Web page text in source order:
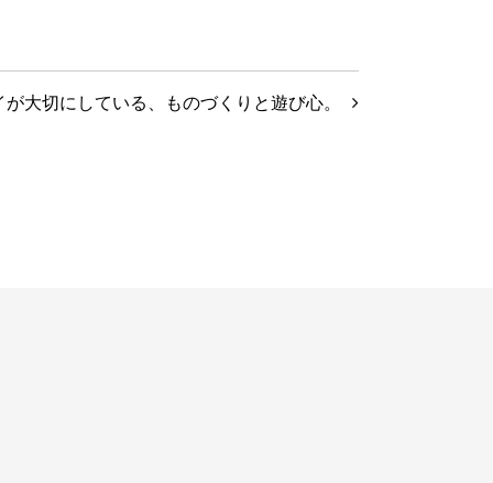
大切にしている、ものづくりと遊び心。